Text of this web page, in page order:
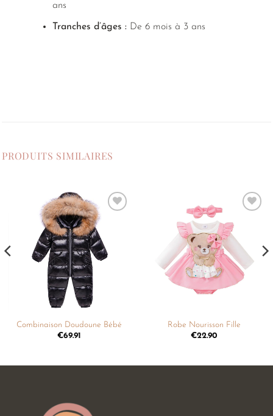
ans
Tranches d’âges :De 6 mois à 3 ans
PRODUITS SIMILAIRES
souhaits
Combinaison Doudoune Bébé
€69.91
souhaits
Robe Nourisson Fille
€22.90